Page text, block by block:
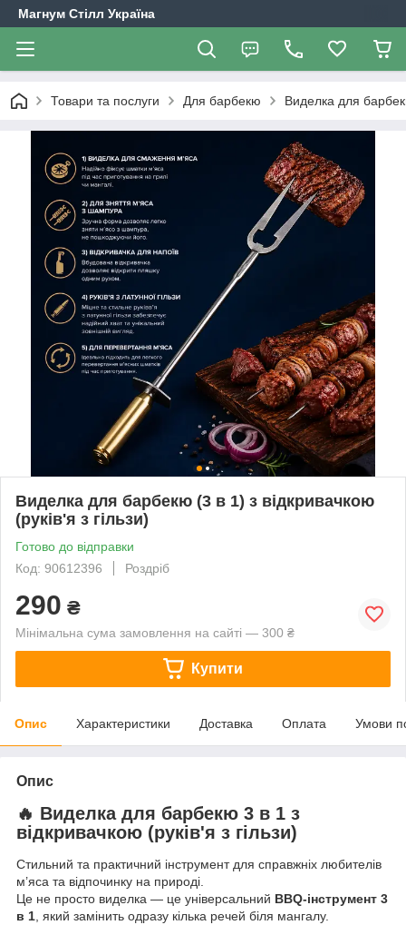
Магнум Стілл Україна
Товари та послуги Для барбекю Виделка для
Виделка для барбекю (3 в 1) з відкривачкою
(руків'я з гільзи)
Готово до відправки
Код: 90612396
Роздріб
290 ₴
Мінімальна сума замовлення на сайті — 300 ₴
Купити
Опис Характеристики Доставка Оплата Умови
Опис
🔥 Виделка для барбекю 3 в 1 з
відкривачкою (руків'я з гільзи)
Стильний та практичний інструмент для справжніх любителів
м’яса та відпочинку на природі.
Це не просто виделка — це універсальний BBQ-інструмент 3
в 1, який замінить одразу кілька речей біля мангалу.